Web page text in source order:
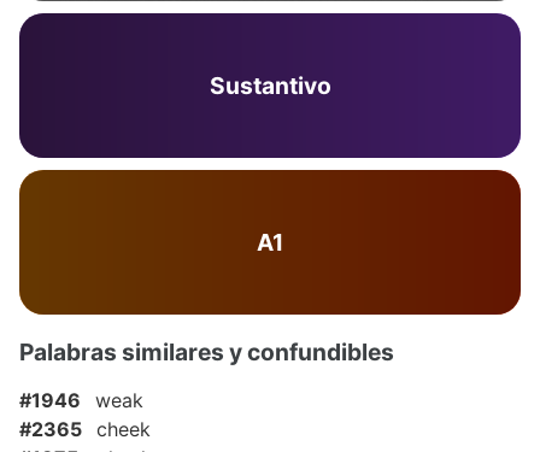
Sustantivo
A1
Palabras similares y confundibles
#1946
weak
#2365 cheek